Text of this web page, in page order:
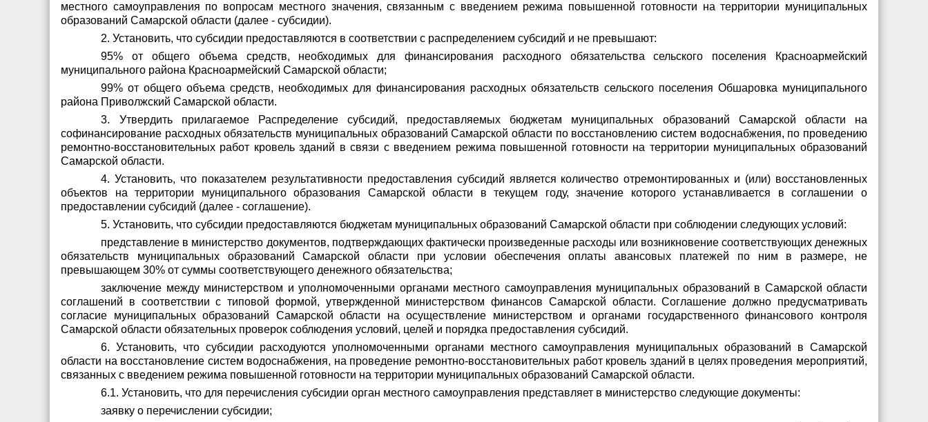
местного самоуправления по вопросам местного значения, связанным с введением режима повышенной готовности на территории муниципальных
образований Самарской области (далее - субсидии).
2. Установить, что субсидии предоставляются в соответствии с распределением субсидий и не превышают:
95% от общего объема средств, необходимых для финансирования расходного обязательства сельского поселения Красноармейский
муниципального района Красноармейский Самарской области;
99% от общего объема средств, необходимых для финансирования расходных обязательств сельского поселения Обшаровка муниципального
района Приволжский Самарской области.
3. Утвердить прилагаемое Распределение субсидий, предоставляемых бюджетам муниципальных образований Самарской области на
софинансирование расходных обязательств муниципальных образований Самарской области по восстановлению систем водоснабжения, по проведению
ремонтно-восстановительных работ кровель зданий в связи с введением режима повышенной готовности на территории муниципальных образований
Самарской области.
4. Установить, что показателем результативности предоставления субсидий является количество отремонтированных и (или) восстановленных
объектов на территории муниципального образования Самарской области в текущем году, значение которого устанавливается в соглашении о
предоставлении субсидий (далее - соглашение).
5. Установить, что субсидии предоставляются бюджетам муниципальных образований Самарской области при соблюдении следующих условий:
представление в министерство документов, подтверждающих фактически произведенные расходы или возникновение соответствующих денежных
обязательств муниципальных образований Самарской области при условии обеспечения оплаты авансовых платежей по ним в размере, не
превышающем 30% от суммы соответствующего денежного обязательства;
заключение между министерством и уполномоченными органами местного самоуправления муниципальных образований в Самарской области
соглашений в соответствии с типовой формой, утвержденной министерством финансов Самарской области. Соглашение должно предусматривать
согласие муниципальных образований Самарской области на осуществление министерством и органами государственного финансового контроля
Самарской области обязательных проверок соблюдения условий, целей и порядка предоставления субсидий.
6. Установить, что субсидии расходуются уполномоченными органами местного самоуправления муниципальных образований в Самарской
области на восстановление систем водоснабжения, на проведение ремонтно-восстановительных работ кровель зданий в целях проведения мероприятий,
связанных с введением режима повышенной готовности на территории муниципальных образований Самарской области.
6.1. Установить, что для перечисления субсидии орган местного самоуправления представляет в министерство следующие документы:
заявку о перечислении субсидии;